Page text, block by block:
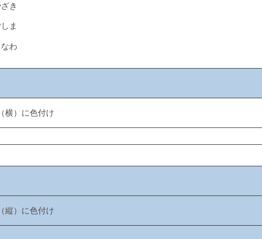
き
ま
わ
横）に色付け
縦）に色付け